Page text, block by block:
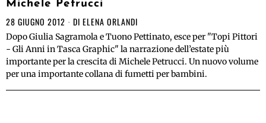
Michele Petrucci
28 GIUGNO 2012 DI ELENA ORLANDI
Dopo Giulia Sagramola e Tuono Pettinato, esce per "Topi Pittori
- Gli Anni in Tasca Graphic" la narrazione dell’estate più
importante per la crescita di Michele Petrucci. Un nuovo volume
per una importante collana di fumetti per bambini.